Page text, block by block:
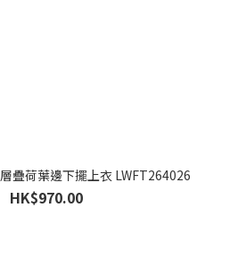
層疊荷葉邊下擺上衣 LWFT264026
HK$970.00